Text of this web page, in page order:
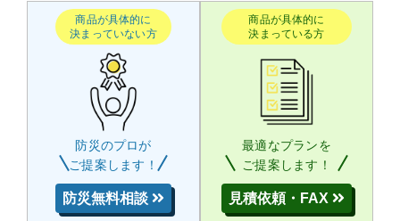
商品が具体的に
決まっていない方
防災のプロが
ご提案します！
防災無料相談
商品が具体的に
決まっている方
最適なプランを
ご提案します！
見積依頼・FAX